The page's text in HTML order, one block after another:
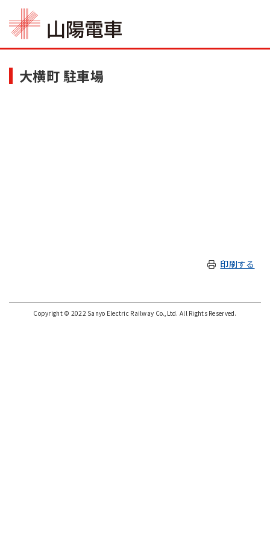
大横町 駐車場
印刷する
Copyright © 2022 Sanyo Electric Railway Co.,Ltd. All Rights Reserved.